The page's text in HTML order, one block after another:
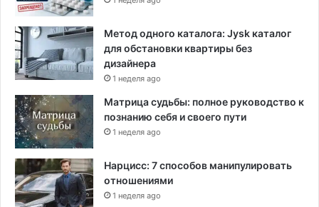
Метод одного каталога: Jysk каталог
для обстановки квартиры без
дизайнера
1 неделя ago
Матрица судьбы: полное руководство к
познанию себя и своего пути
1 неделя ago
Нарцисс: 7 способов манипулировать
отношениями
1 неделя ago